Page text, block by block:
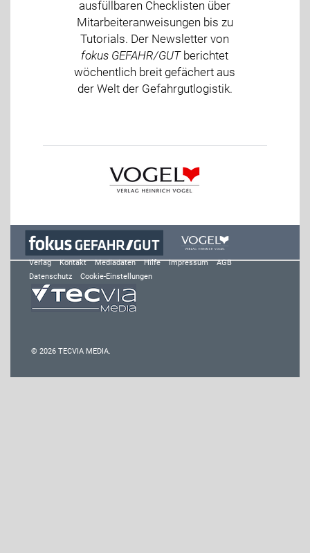
ausfüllbaren Checklisten über
Mitarbeiteranweisungen bis zu
Tutorials. Der Newsletter von
fokus GEFAHR/GUTberichtet
wöchentlich breit gefächert aus
der Welt der Gefahrgutlogistik.
Verlag Kontakt Mediadaten Hilfe Impressum
AGB
Datenschutz
Cookie-Einstellungen
© 2026 TECVIA MEDIA.